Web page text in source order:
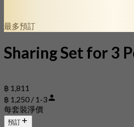
最多預訂
Sharing Set for 3
฿ 1,811
฿ 1,250 / 1-3
每套裝淨價
預訂